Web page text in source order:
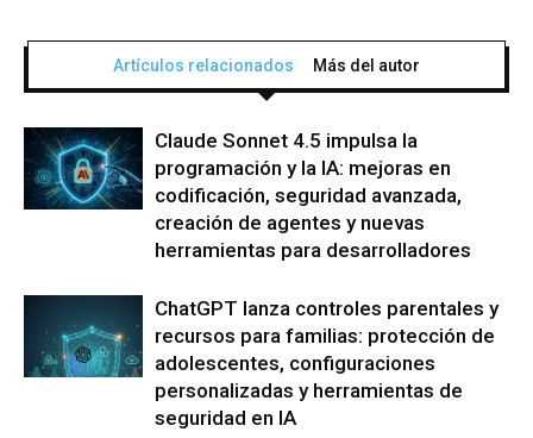
Artículos relacionados Más del autor
Claude Sonnet 4.5 impulsa la
programación y la IA: mejoras en
codificación, seguridad avanzada,
creación de agentes y nuevas
herramientas para desarrolladores
ChatGPT lanza controles parentales y
recursos para familias: protección de
adolescentes, configuraciones
personalizadas y herramientas de
seguridad en IA